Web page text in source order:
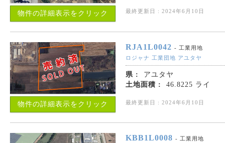
物件の詳細表示をクリック 最終更新日 : 2024年6月10日
物件の詳細表示をクリック
RJA1L0042 - 工業用地
ロジャナ 工業団地 アユタヤ
県 :
アユタヤ
土地面積 :
46.8225 ライ
最終更新日 : 2024年6月10日
KBB1L0008 - 工業用地